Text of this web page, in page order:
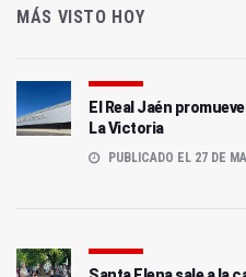
MÁS VISTO HOY
El Real Jaén
La Victoria
PUBLICADO EL 27 DE